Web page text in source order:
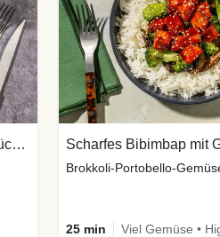
Thai-Bowl mit veganen Sweet-Chili-Filetstücken Scharfes Bibimbap mit
Brokkoli-Portobello-
25 min